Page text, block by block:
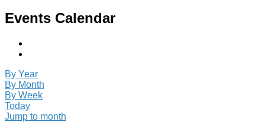
Events Calendar
By Year
By Month
By Week
Today
Jump to month